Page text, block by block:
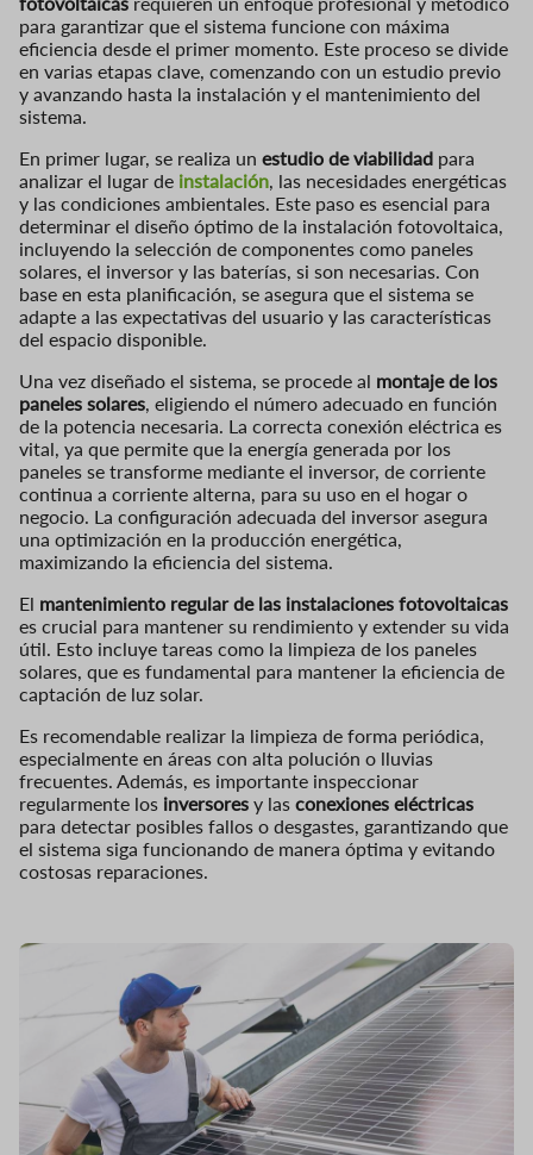
para garantizar que el sistema funcione con máxima
eficiencia desde el primer momento. Este proceso se divide
en varias etapas clave, comenzando con un estudio previo
y avanzando hasta la instalación y el mantenimiento del
sistema.
En primer lugar, se realiza un estudio de viabilidad para
analizar el lugar de instalación, las necesidades energéticas
y las condiciones ambientales. Este paso es esencial para
determinar el diseño óptimo de la instalación fotovoltaica,
incluyendo la selección de componentes como paneles
solares, el inversor y las baterías, si son necesarias. Con
base en esta planificación, se asegura que el sistema se
adapte a las expectativas del usuario y las características
del espacio disponible.
Una vez diseñado el sistema, se procede al montaje de los
paneles solares, eligiendo el número adecuado en función
de la potencia necesaria. La correcta conexión eléctrica es
vital, ya que permite que la energía generada por los
paneles se transforme mediante el inversor, de corriente
continua a corriente alterna, para su uso en el hogar o
negocio. La configuración adecuada del inversor asegura
una optimización en la producción energética,
maximizando la eficiencia del sistema.
El mantenimiento regular de las instalaciones fotovoltaicas
es crucial para mantener su rendimiento y extender su vida
útil. Esto incluye tareas como la limpieza de los paneles
solares, que es fundamental para mantener la eficiencia de
captación de luz solar.
Es recomendable realizar la limpieza de forma periódica,
especialmente en áreas con alta polución o lluvias
frecuentes. Además, es importante inspeccionar
regularmente los inversores y las conexiones eléctricas
para detectar posibles fallos o desgastes, garantizando que
el sistema siga funcionando de manera óptima y evitando
costosas reparaciones.